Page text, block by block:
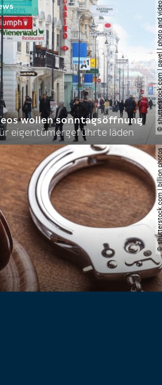
©
wollen sonntagsöffnung
eigentümergeführte läden
©